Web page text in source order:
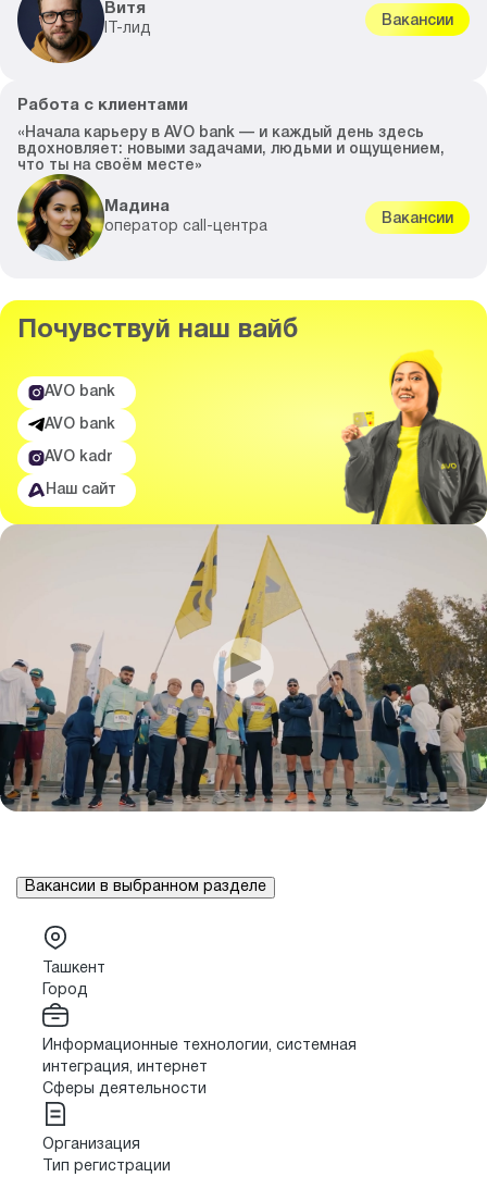
Витя
IT-лид
Вакансии
Работа с клиентами
«Начала карьеру в AVO bank — и каждый день здесь
вдохновляет: новыми задачами, людьми и ощущением,
что ты на своём месте»
Мадина
оператор call-центра
Вакансии
Почувствуй наш вайб
AVO bank
AVO bank
AVO kadr
Наш сайт
Вакансии в выбранном разделе
Ташкент
Город
Информационные технологии, системная
интеграция, интернет
Сферы деятельности
Организация
Тип регистрации